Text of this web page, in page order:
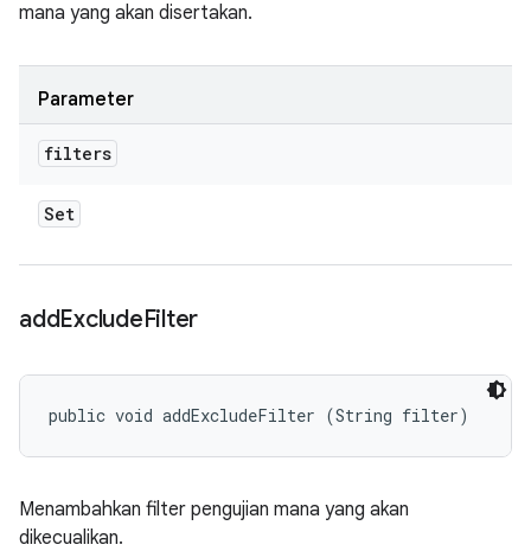
mana yang akan disertakan.
Parameter
filters
Set
addExcludeFilter
public void addExcludeFilter (String filter)
Menambahkan filter pengujian mana yang akan
dikecualikan.